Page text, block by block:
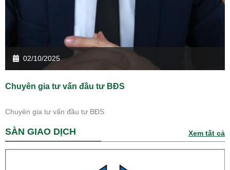
02/10/2025
Chuyên gia tư vấn đầu tư BĐS
Chuyên gia tư vấn đầu tư BĐS
SÀN GIAO DỊCH Xem tất cả